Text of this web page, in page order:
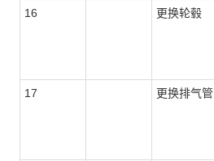
16 更换轮毂
17 更换排气管